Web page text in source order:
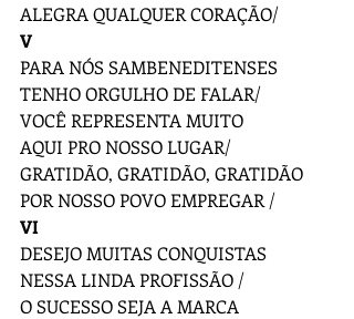
ALEGRA QUALQUER CORAÇÃO/
V
PARA NÓS SAMBENEDITENSES
TENHO ORGULHO DE FALAR/
VOCÊ REPRESENTA MUITO
AQUI PRO NOSSO LUGAR/
GRATIDÃO, GRATIDÃO, GRATIDÃO
POR NOSSO POVO EMPREGAR /
VI
DESEJO MUITAS CONQUISTAS
NESSA LINDA PROFISSÃO /
O SUCESSO SEJA A MARCA